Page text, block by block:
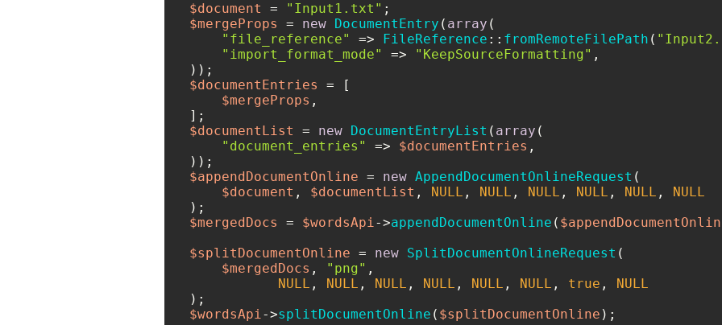
$document
= "Input1.txt"
$mergeProps
= new DocumentEntry ( array (
"file_reference"
=> FileReference :: fromRemoteFilePath (
"import_format_mode"
=> "KeepSourceFormatting" ,
$documentEntries
= [
$mergeProps ,
$documentList
= new DocumentEntryList ( array (
"document_entries"
=> $documentEntries ,
$appendDocumentOnline = new AppendDocumentOnlineRequest (
$document , $documentList , NULL , NULL , NULL , NULL , NULL ,
NULL
$mergedDocs
= $wordsApi->appendDocumentOnline (
$splitDocumentOnline = new SplitDocumentOnlineRequest (
$mergedDocs , "png" ,
NULL , NULL , NULL , NULL , NULL , NULL , true ,
NULL
$wordsApi->splitDocumentOnline ( $splitDocumentOnline );